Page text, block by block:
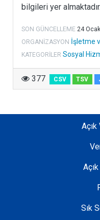
bilgileri yer almaktadır.
SON GÜNCELLEME 24
ORGANIZASYON İşletme
KATEGORILER Sosyal
377 CSV TSV
Sık